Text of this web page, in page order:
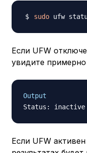
sudo
Если UFW
увидите
Output
Если UFW